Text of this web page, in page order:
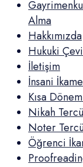
Alma
Hakkımızda
Hukuki
İletişim
İnsani
Kısa
Nikah
Noter
Öğrenci